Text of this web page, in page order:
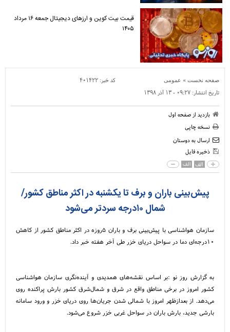
قیمت بیت کوین و ارز‌های دیجیتال جمعه ۱۶ مرداد
۱۴۰۵
صفحه نخست » عمومی کد خبر: ۴۰۱۴۲۲
تاریخ انتشار: ۰۹:۲۷ - ۱۳ آذر ۱۳۹۸
بازدید از صفحه اول
نسخه چاپی
ارسال به دوستان
ذخیره فایل
الف الف
پیش‌بینی باران و برف تا یکشنبه در اکثر مناطق کشور/
شمال ۱۰درجه سردتر می‌شود
سازمان هواشناسی با پیش‌بینی برف و باران ۵روزه در اکثر مناطق کشور از کاهش
۱۰درجه‌ای دما در سواحل دریای خزر طی آخر هفته خبر داد.
به گزارش روز نو :بر اساس نقشه‌های همدیدی و آینده‌نگری سازمان هواشناسی
کشور امروز در برخی مناطق واقع در شرق و شمال‌شرق کشور بارش پراکنده روی
می‌دهد. از بعدازظهر امروز با شمالی شدن جریان‌ها روی دریای خزر و ورود سامانه
بارشی جدید، بارش باران در سواحل غربی خزر شروع می‌شود.